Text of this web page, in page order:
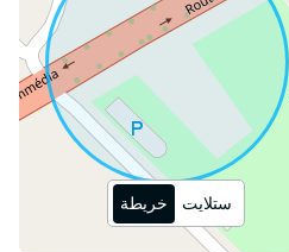
خريطة ستلايت